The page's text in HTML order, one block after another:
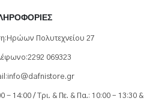
Ηρώων Πολυτεχνείου 27
2292 069323
info@dafnistore.gr
- 14:00 / Τρι. & Πε. & Πα.: 10:00 – 13:30 &